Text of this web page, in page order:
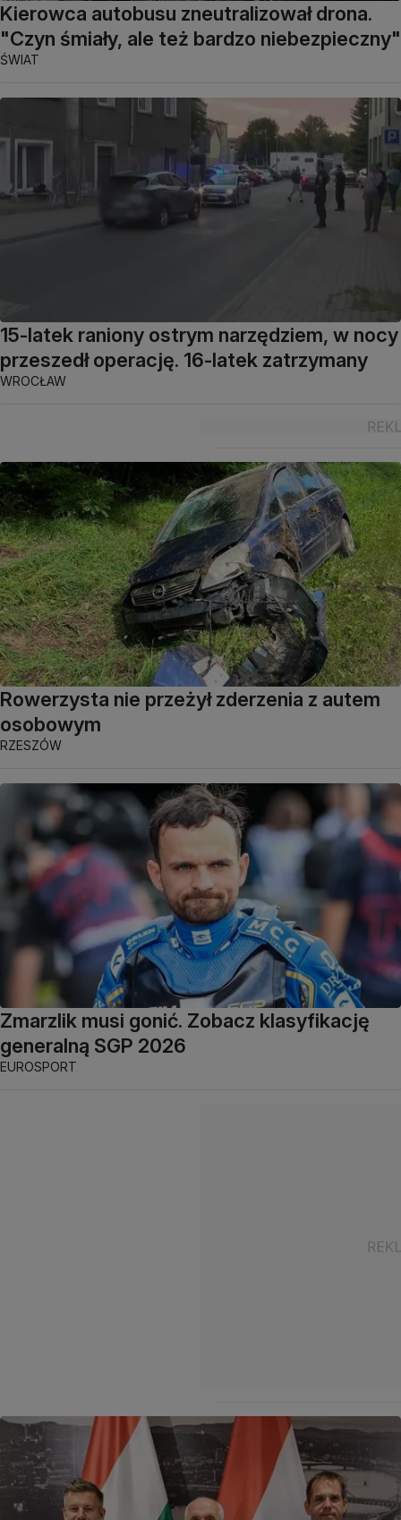
Kierowca autobusu zneutralizował drona.
"Czyn śmiały, ale też bardzo niebezpieczny"
ŚWIAT
15-latek raniony ostrym narzędziem, w nocy
przeszedł operację. 16-latek zatrzymany
WROCŁAW
Rowerzysta nie przeżył zderzenia z autem
osobowym
RZESZÓW
Zmarzlik musi gonić. Zobacz klasyfikację
generalną SGP 2026
EUROSPORT